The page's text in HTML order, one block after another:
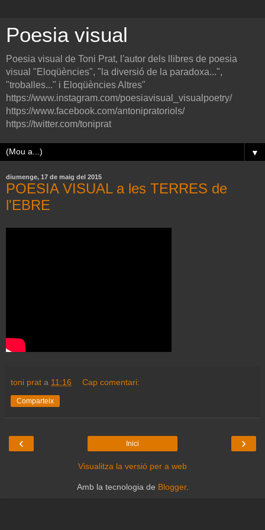
Poesia visual
Poesia visual de Toni Prat, l'autor dels llibres de poesia
visual "Eloqüències", "la diversió de la paradoxa...",
"troballes..." i Eloqüències Altres"
https://www.instagram.com/poesiavisual_visualpoetry/
https://www.facebook.com/antonipratoriols/
https://twitter.com/toniprat
▼
diumenge, 17 de maig del 2015
POESIA VISUAL a les TERRES de
l'EBRE
toni prat a 11:16 Cap comentari:
Comparteix
‹ ›
Inici
Visualitza la versió per a web
Amb la tecnologia de Blogger.